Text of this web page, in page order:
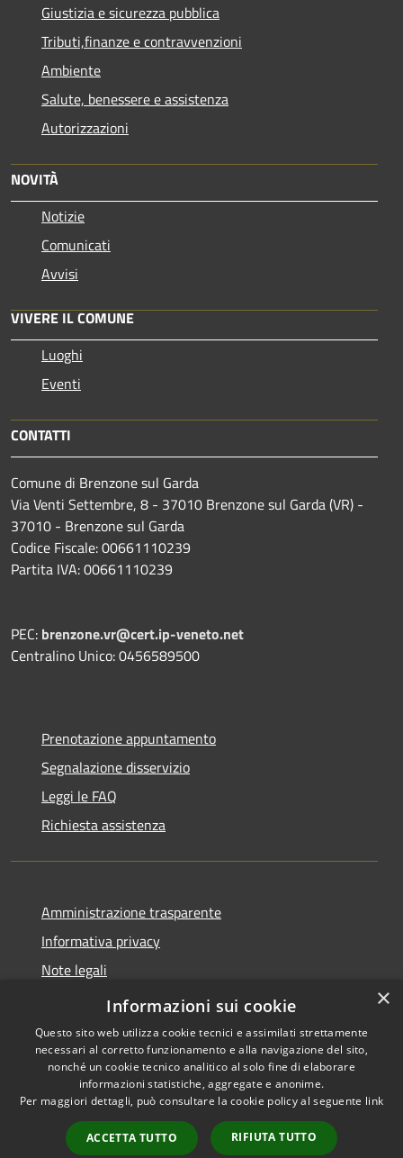
Giustizia e sicurezza pubblica
Tributi,finanze e contravvenzioni
Ambiente
Salute, benessere e assistenza
Autorizzazioni
NOVITÀ
Notizie
Comunicati
Avvisi
VIVERE IL COMUNE
Luoghi
Eventi
CONTATTI
Comune di Brenzone sul Garda
Via Venti Settembre, 8 - 37010 Brenzone sul Garda (VR) -
37010 - Brenzone sul Garda
Codice Fiscale: 00661110239
Partita IVA: 00661110239
PEC: brenzone.vr@cert.ip-veneto.net
Centralino Unico: 0456589500
Prenotazione appuntamento
Segnalazione disservizio
Leggi le FAQ
Richiesta assistenza
Amministrazione trasparente
Informativa privacy
Note legali
Dichiarazione di accessibilità
Accessibilità
Copyright © 2026 • Comune di
Brenzone sul Garda • Powered
byMunicipium
Accesso
×
Informazioni sui cookie
Questo sito web utilizza cookie tecnici e assimilati strettamente
necessari al corretto funzionamento e alla navigazione del sito,
nonché un cookie tecnico analitico al solo fine di elaborare
informazioni statistiche, aggregate e anonime.
Per maggiori dettagli, può consultare la cookie policy al seguente link
ACCETTA TUTTO RIFIUTA TUTTO